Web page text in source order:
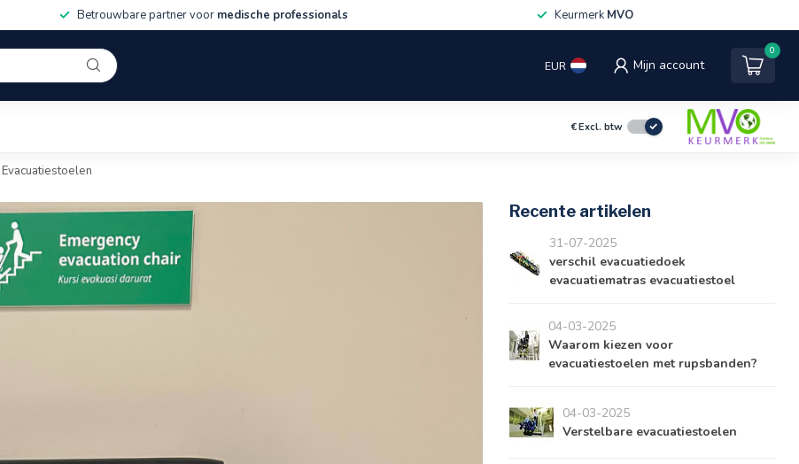
Betrouwbare partner voor medische professionals Keurmerk MVO
EUR Mijn account
0
€Excl. btw
Evacuatiestoelen
Recente artikelen
31-07-2025
verschil evacuatiedoek
evacuatiematras evacuatiestoel
04-03-2025
Waarom kiezen voor
evacuatiestoelen met rupsbanden?
04-03-2025
Verstelbare evacuatiestoelen